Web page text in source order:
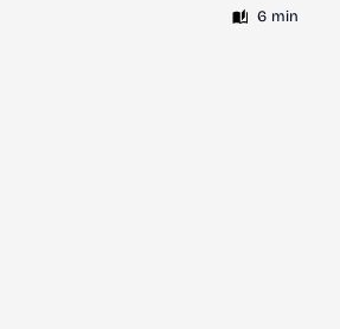
6 min